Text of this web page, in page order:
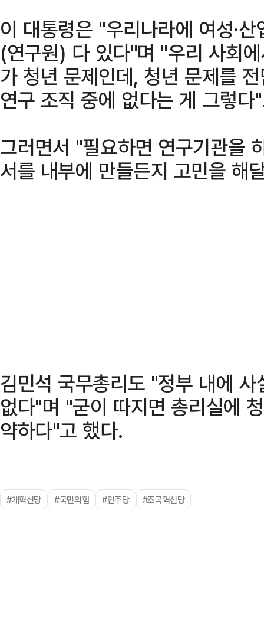
이 대통령은 "우리나라에 여성·산
(연구원) 다 있다"며 "우리 사회
가 청년 문제인데, 청년 문제를
연구 조직 중에 없다는 게 그렇다
그러면서 "필요하면 연구기관을
서를 내부에 만들든지 고민을 해
김민석 국무총리도 "정부 내에
없다"며 "굳이 따지면 총리실에
약하다"고 했다.
#개혁신당 #국민의힘 #민주당 #조국혁신당